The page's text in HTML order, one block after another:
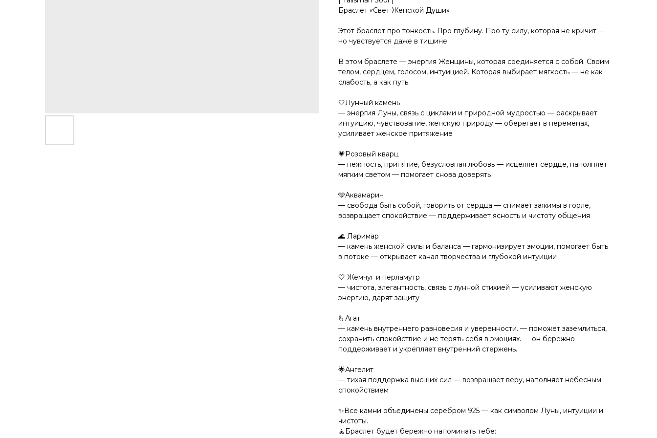
Браслет «Свет Женской Души»
Этот браслет про тонкость. Про глубину. Про ту силу, которая не кричит —
но чувствуется даже в тишине.
В этом браслете — энергия Женщины, которая соединяется с собой. Своим
телом, сердцем, голосом, интуицией. Которая выбирает мягкость — не как
слабость, а как путь.
🤍Лунный камень
— энергия Луны, связь с циклами и природной мудростью — раскрывает
интуицию, чувствование, женскую природу — оберегает в переменах,
усиливает женское притяжение
💗Розовый кварц
— нежность, принятие, безусловная любовь — исцеляет сердце, наполняет
мягким светом — помогает снова доверять
🩵Аквамарин
— свобода быть собой, говорить от сердца — снимает зажимы в горле,
возвращает спокойствие — поддерживает ясность и чистоту общения
🌊 Ларимар
— камень женской силы и баланса — гармонизирует эмоции, помогает быть
в потоке — открывает канал творчества и глубокой интуиции
🤍 Жемчуг и перламутр
— чистота, элегантность, связь с лунной стихией — усиливают женскую
энергию, дарят защиту
🫰Агат
— камень внутреннего равновесия и уверенности. — поможет заземлиться,
сохранить спокойствие и не терять себя в эмоциях. — он бережно
поддерживает и укрепляет внутренний стержень.
🌟Ангелит
— тихая поддержка высших сил — возвращает веру, наполняет небесным
спокойствием ⠀
✨Все камни объединены серебром 925 — как символом Луны, интуиции и
чистоты. ⠀ ⠀
🧘Браслет будет бережно напоминать тебе: